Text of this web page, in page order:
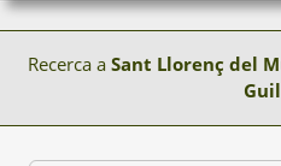
Recerca a Sant Llorenç del